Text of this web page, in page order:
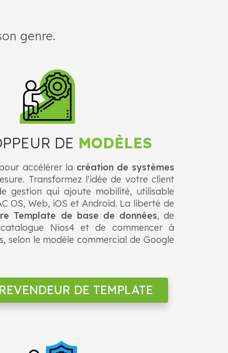
genre.
DE MODÈLES
accélérer la création de systèmes
Transformez l'idée de votre client
gestion qui ajoute mobilité, utilisable
OS, Web, iOS et Android. La liberté de
Template de base de données, de
Nios4 et de commencer à
selon le modèle commercial de Google
DE TEMPLATE